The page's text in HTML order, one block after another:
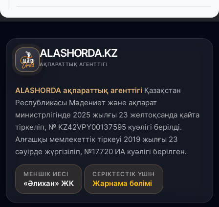
4 тамыз, 2026
артады – Үкімет отырысы
3 тамыз, 2026
пайдалануға берілді
3 тамыз, 2026
Қызылордада 300 орындық аурухана,
Президенттік кітапхана және жаңа театр
салынып жатыр
1 тамыз, 2026
Кинопоиск Қазақстан азаматтарының ең
танымал онлайн-кинотеатрына айналды
ALASHORDA.KZ
АҚПАРАТТЫҚ АГЕНТТІГІ
ALASHORDA ақпараттық агенттігі Қазақстан
Республикасы Мәдениет және ақпарат
министрлігінде 2025 жылғы 23 желтоқсанда қайта
тіркеліп, № KZ42VPY00137595 куәлігі берілді.
Алғашқы мемлекеттік тіркеуі 2019 жылғы 23
сәуірде жүргізіліп, №17720 ИА куәлігі берілген.
МЕНШІК ИЕСІ
«Әлихан» ЖК
СЕРІКТЕСТІК ҮШІН
Жарнама бөлімі